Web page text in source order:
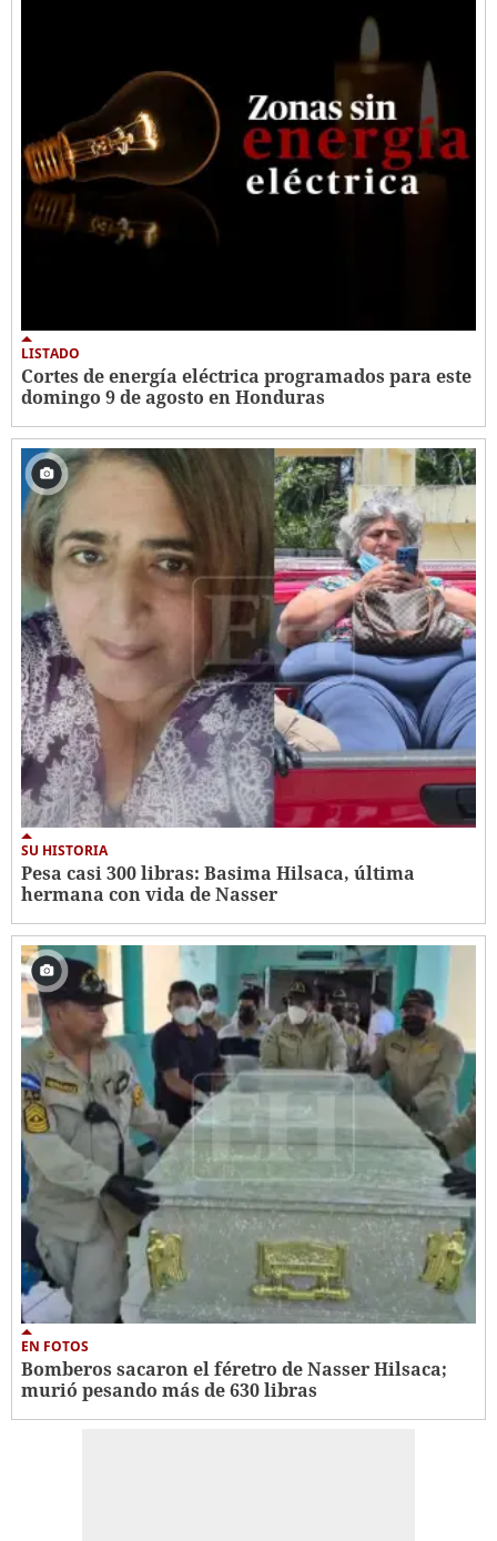
LISTADO
Cortes de energía eléctrica programados para este
domingo 9 de agosto en Honduras
SU HISTORIA
Pesa casi 300 libras: Basima Hilsaca, última
hermana con vida de Nasser
EN FOTOS
Bomberos sacaron el féretro de Nasser Hilsaca;
murió pesando más de 630 libras